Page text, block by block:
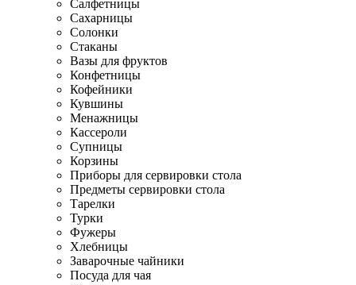
Салфетницы
Сахарницы
Солонки
Стаканы
Вазы для фруктов
Конфетницы
Кофейники
Кувшины
Менажницы
Кассероли
Супницы
Корзины
Приборы для сервировки стола
Предметы сервировки стола
Тарелки
Турки
Фужеры
Хлебницы
Заварочные чайники
Посуда для чая